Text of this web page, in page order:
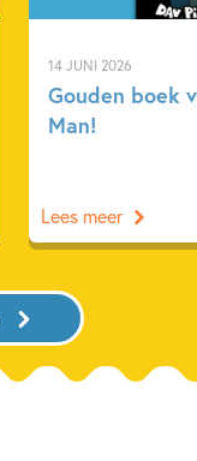
14 JUNI 2026
Gouden boek
Man!
Lees meer